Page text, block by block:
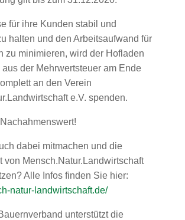
für ihre Kunden stabil und
halten und den Arbeitsaufwand für
zu minimieren, wird der Hofladen
der Mehrwertsteuer am Ende
an den Verein
e.V. spenden.
dabei mitmachen und die
von Mensch.Natur.Landwirtschaft
Alle Infos finden Sie hier:
natur-landwirtschaft.de/
unterstützt die